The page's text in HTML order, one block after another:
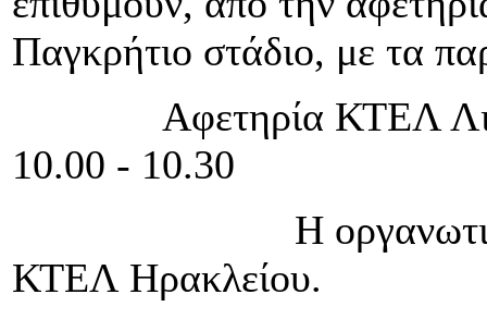
Παγκρήτιο στάδιο, με τα
Αφετηρία ΚΤΕΛ
10.00 - 10.30
Η οργανωτική
ΚΤΕΛ Ηρακλείου.